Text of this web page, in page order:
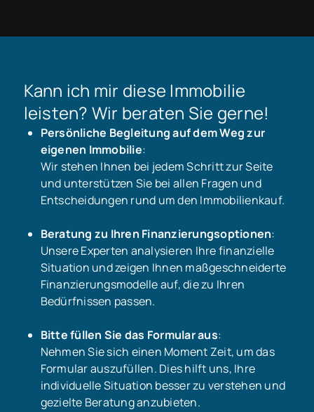
Kann ich mir diese Immobilie
leisten? Wir beraten Sie gerne!
Persönliche Begleitung auf dem Weg zur
eigenen Immobilie:
Wir stehen Ihnen bei jedem Schritt zur Seite
und unterstützen Sie bei allen Fragen und
Entscheidungen rund um den Immobilienkauf.
Beratung zu Ihren Finanzierungsoptionen:
Unsere Experten analysieren Ihre finanzielle
Situation und zeigen Ihnen maßgeschneiderte
Finanzierungsmodelle auf, die zu Ihren
Bedürfnissen passen.
Bitte füllen Sie das Formular aus:
Nehmen Sie sich einen Moment Zeit, um das
Formular auszufüllen. Dies hilft uns, Ihre
individuelle Situation besser zu verstehen und
gezielte Beratung anzubieten.